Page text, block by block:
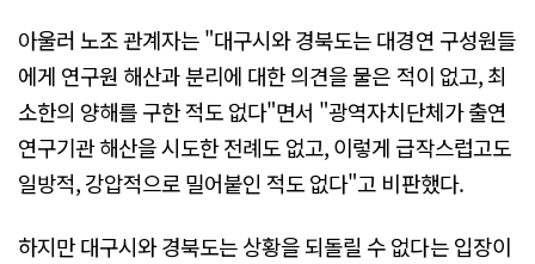
아울러 노조 관계자는 "대구시와 경북도는 대경연 구성원들
에게 연구원 해산과 분리에 대한 의견을 물은 적이 없고, 최
소한의 양해를 구한 적도 없다"면서 "광역자치단체가 출연
연구기관 해산을 시도한 전례도 없고, 이렇게 급작스럽고도
일방적, 강압적으로 밀어붙인 적도 없다"고 비판했다.
하지만 대구시와 경북도는 상황을 되돌릴 수 없다는 입장이